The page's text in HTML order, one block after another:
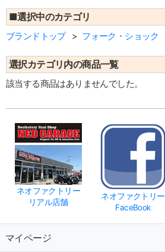
■選択中のカテゴリ
ブランドトップ フォーク・ショック
選択カテゴリ内の商品一覧
該当する商品はありませんでした。
ネオファクトリー
リアル店舗
ネオファクトリー
FaceBook
マイページ